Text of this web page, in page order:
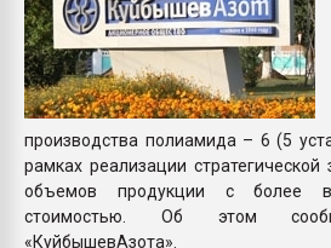
производства полиамида – 6 (5
рамках реализации
объемов продукции с более
стоимостью. Об этом
«КуйбышевАзота».